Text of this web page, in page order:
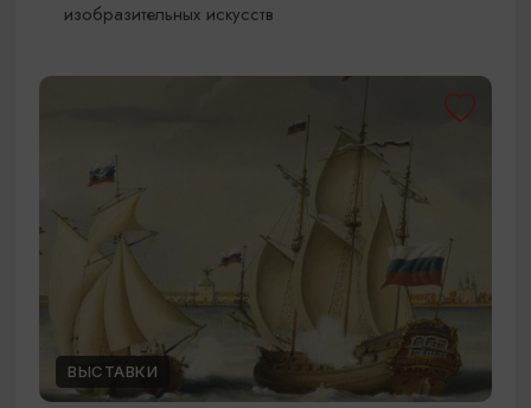
изобразительных искусств
ВЫСТАВКИ